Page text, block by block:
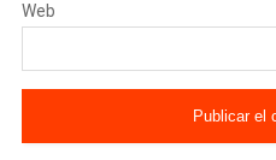
Web